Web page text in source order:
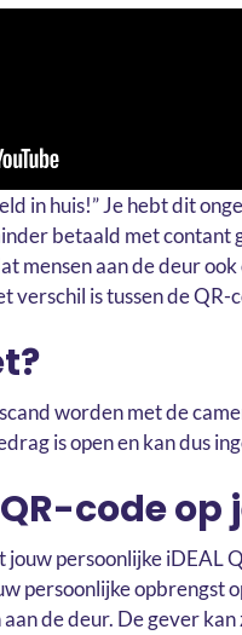
in huis!” Je hebt dit
betaald met contant
mensen aan de deur
verschil is tussen de
worden met de
is open en kan dus
code
persoonlijke iDEAL
persoonlijke opbrengst
de deur. De gever